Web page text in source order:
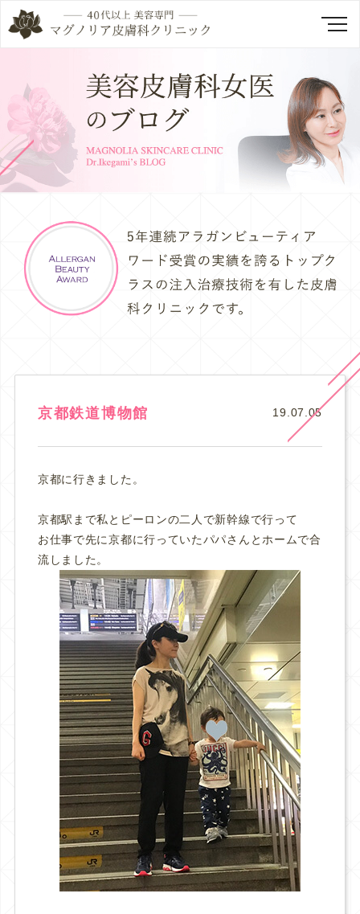
京都鉄道博物館 19.07.05
京都に行きました。
京都駅まで私とピーロンの二人で新幹線で行って
お仕事で先に京都に行っていたパパさんとホームで合
流しました。